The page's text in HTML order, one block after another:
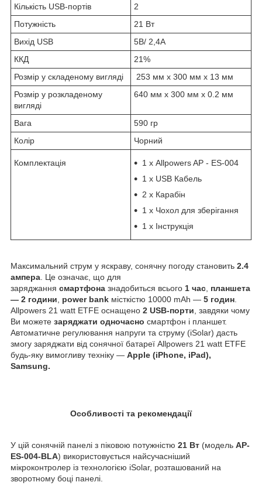
Кількість USB-портів
2
Потужність
21 Вт
Вихід USB
5В/ 2,4А
ККД
21%
Розмір у складеному вигляді
253 мм х 300 мм х 13 мм
Розмір у розкладеному
вигляді
640 мм х 300 мм х 0.2 мм
Вага
590 гр
Колір
Чорний
Комплектація
1 х Allpowers AP - ES-004
1 х USB Кабель
2 х Карабін
1 х Чохол для зберігання
1 х Інструкція
Максимальний струм у яскраву, сонячну погоду становить 2.4
ампера . Це означає, що для
заряджання смартфона знадобиться всього 1 час планшета
— 2 години
power bank місткістю 10000 mAh — 5 годин
Allpowers 21 watt ETFE оснащено 2 USB-порти , завдяки чому
Ви можете заряджати одночасно смартфон і планшет.
Автоматичне регулювання напруги та струму (iSolar) дасть
змогу заряджати від сонячної батареї Allpowers 21 watt ETFE
будь-яку вимогливу техніку — Apple (iPhone, iPad),
Samsung.
Особливості та рекомендації
У цій сонячній панелі з піковою потужністю 21 Вт (модель AP-
ES-004-BLA) використовується найсучасніший
мікроконтролер із технологією iSolar, розташований на
зворотному боці панелі.